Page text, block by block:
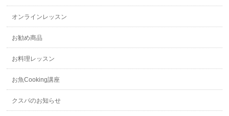
オンラインレッスン
お勧め商品
お料理レッスン
お魚Cooking講座
クスパのお知らせ